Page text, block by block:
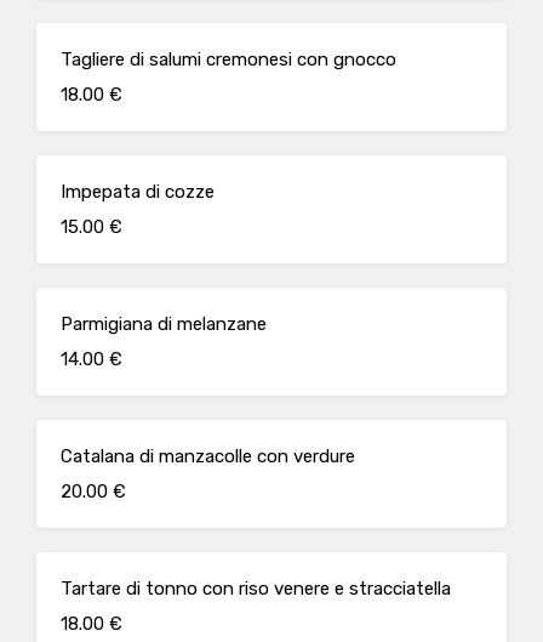
Tagliere di salumi cremonesi con gnocco
18.00 €
Impepata di cozze
15.00 €
Parmigiana di melanzane
14.00 €
Catalana di manzacolle con verdure
20.00 €
Tartare di tonno con riso venere e stracciatella
18.00 €